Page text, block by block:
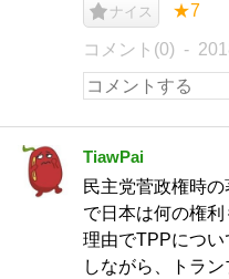
ナイス ★7
コメント(0)
TiawPai
民主党菅政権時
で日本は何の権
理由でTPPにつ
しながら、トラ